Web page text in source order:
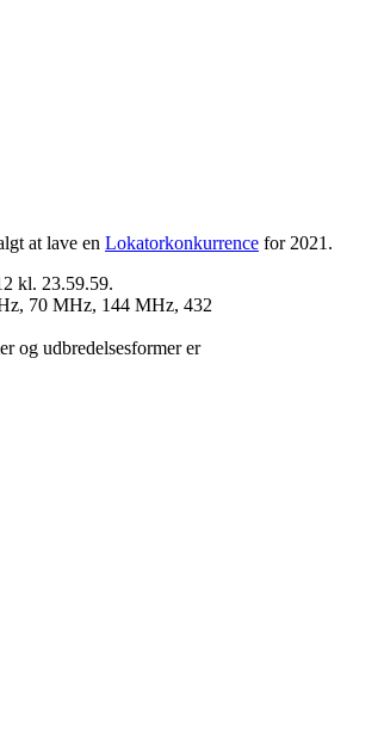
at lave en Lokatorkonkurrence for 2021.
kl. 23.59.59.
70 MHz, 144 MHz, 432
og udbredelsesformer er